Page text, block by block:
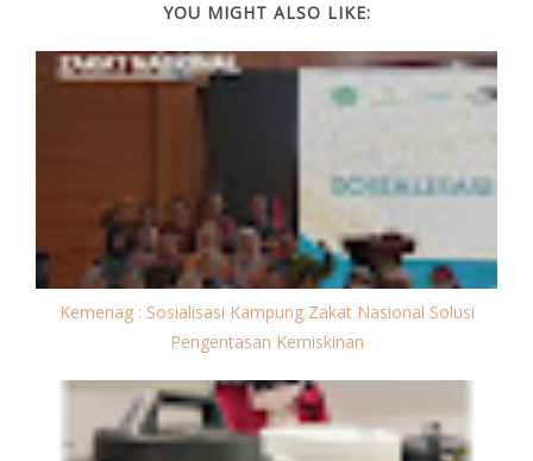
YOU MIGHT ALSO LIKE:
Kemenag : Sosialisasi Kampung Zakat Nasional Solusi
Pengentasan Kemiskinan